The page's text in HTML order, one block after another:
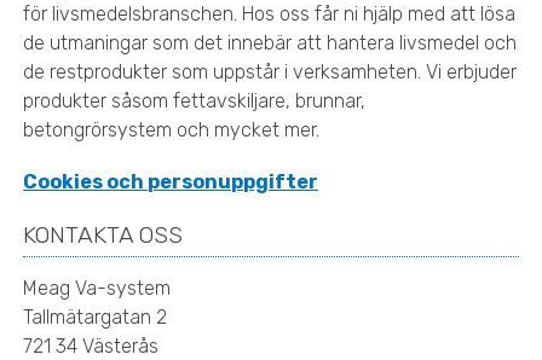
för livsmedelsbranschen. Hos oss får ni hjälp med att lösa
de utmaningar som det innebär att hantera livsmedel och
de restprodukter som uppstår i verksamheten. Vi erbjuder
produkter såsom fettavskiljare, brunnar,
betongrörsystem och mycket mer.
Cookies och personuppgifter
KONTAKTA OSS
Meag Va-system
Tallmätargatan 2
721 34 Västerås